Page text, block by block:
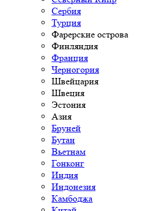
Сербия
Турция
Фарерские острова
Финляндия
Франция
Черногория
Швейцария
Швеция
Эстония
Азия
Бруней
Бутан
Вьетнам
Гонконг
Индия
Индонезия
Камбоджа